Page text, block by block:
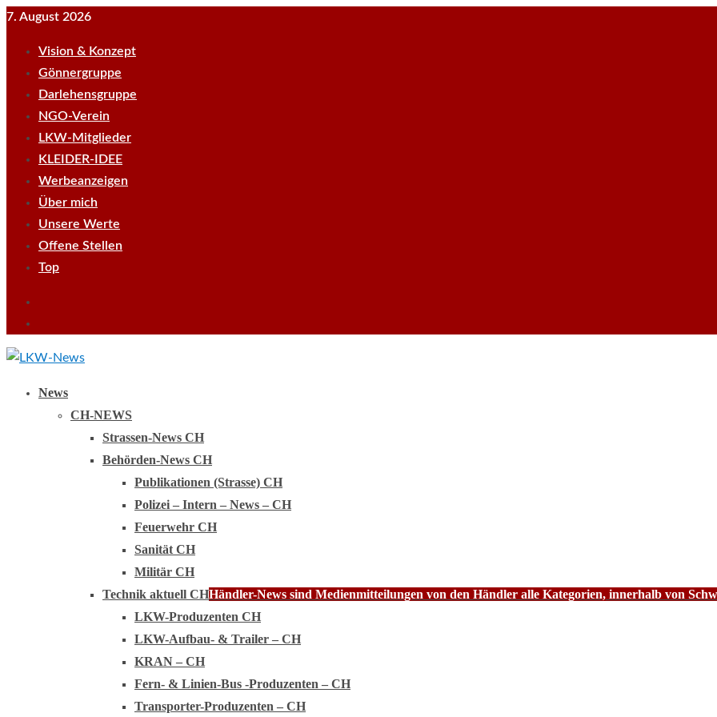
Skip
content
7. August 2026
Vision & Konzept
Gönnergruppe
Darlehensgruppe
NGO-Verein
LKW-Mitglieder
KLEIDER-IDEE
Werbeanzeigen
Über mich
Unsere Werte
Offene Stellen
Top
PrimaryNews
CH-NEWS
Strassen-News CH
Behörden-News CH
Publikationen (Strasse) CH
Polizei – Intern – News – CH
Feuerwehr CH
Sanität CH
Militär CH
Technik aktuell CHHändler-News sind Medienmitteilungen von den Händler alle Kategorien, innerhalb von
LKW-Produzenten CH
LKW-Aufbau- & Trailer – CH
KRAN – CH
Fern- & Linien-Bus -Produzenten – CH
Transporter-Produzenten – CH